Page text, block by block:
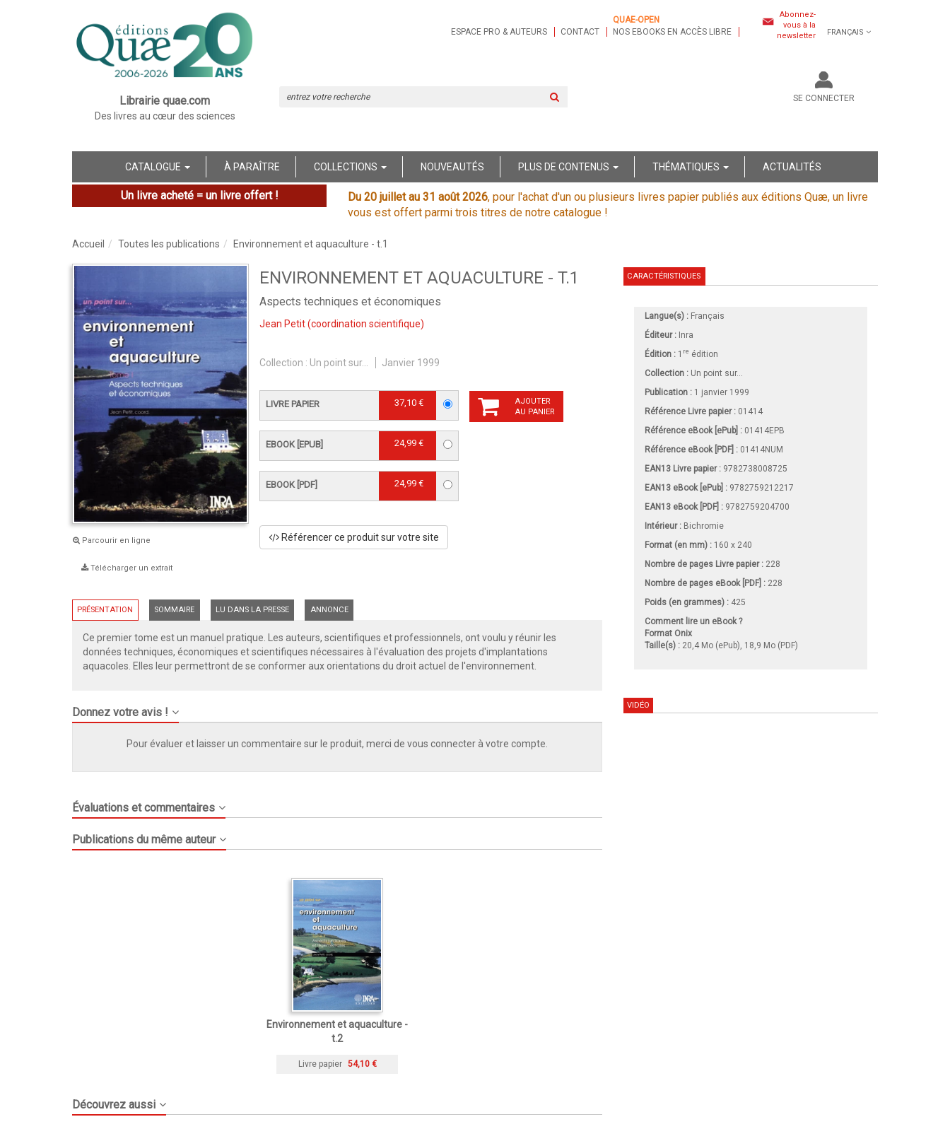
Librairie quae.com
Des livres au cœur des sciences
ESPACE PRO & AUTEURS CONTACT
QUAE-OPEN
NOS EBOOKS EN ACCÈS LIBRE
Abonnez-
vous à la
newsletter
FRANÇAIS
SE CONNECTER
CATALOGUE À PARAÎTRE COLLECTIONS NOUVEAUTÉS PLUS DE CONTENUS THÉMATIQUES ACTUALITÉS
Un livre acheté = un livre offert ! Du 20 juillet au 31 août 2026, pour l'achat d'un ou plusieurs livres papier publiés aux éditions Quæ, un livre
vous est offert parmi trois titres de notre catalogue !
Accueil Toutes les publications Environnement et aquaculture - t.1
Parcourir en ligne
Télécharger un extrait
ENVIRONNEMENT ET AQUACULTURE - T.1
Aspects techniques et économiques
Jean Petit(coordination scientifique)
Collection : Un point sur... Janvier 1999
LIVRE PAPIER 37,10 €
EBOOK [EPUB] 24,99 €
EBOOK [PDF] 24,99 €
AJOUTER
AU PANIER
Référencer ce produit sur votre site
PRÉSENTATION SOMMAIRE LU DANS LA PRESSE ANNONCE
Ce premier tome est un manuel pratique. Les auteurs, scientifiques et professionnels, ont voulu y réunir les
données techniques, économiques et scientifiques nécessaires à l'évaluation des projets d'implantations
aquacoles. Elles leur permettront de se conformer aux orientations du droit actuel de l'environnement.
Donnez votre avis !
Pour évaluer et laisser un commentaire sur le produit, merci de vous connecter à votre compte.
Évaluations et commentaires
Publications du même auteur
Environnement et aquaculture -
t.2
Livre papier 54,10 €
Découvrez aussi
CARACTÉRISTIQUES
Langue(s) : Français
Éditeur : Inra
Édition : 1 re édition
Collection : Un point sur...
Publication : 1 janvier 1999
Référence Livre papier : 01414
Référence eBook [ePub] : 01414EPB
Référence eBook [PDF] : 01414NUM
EAN13 Livre papier : 9782738008725
EAN13 eBook [ePub] : 9782759212217
EAN13 eBook [PDF] : 9782759204700
Intérieur : Bichromie
Format (en mm) : 160 x 240
Nombre de pages Livre papier: 228
Nombre de pages eBook [PDF] : 228
Poids (en grammes) : 425
Comment lire un eBook ?
Format Onix
Taille(s) : 20,4 Mo (ePub), 18,9 Mo (PDF)
VIDÉO